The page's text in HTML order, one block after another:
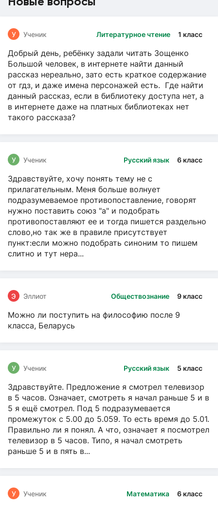
Литературное чтение 1 класс
У Ученик
Добрый день, ребёнку задали читать Зощенко
Большой человек, в интернете найти данный
рассказ нереально, зато есть краткое содержание
от гдз, и даже имена персонажей есть. Где найти
данный рассказ, если в библиотеку доступа нет, а
в интернете даже на платных библиотеках нет
такого рассказа?
Русский язык 6 класс
У Ученик
Здравствуйте, хочу понять тему не с
прилагательным. Меня больше волнует
подразумеваемое противопоставление, говорят
нужно поставить союз "а" и подобрать
противопоставляют ее и тогда пишется раздельно
слово,но так же в правиле присутствует
пункт:если можно подобрать синоним то пишем
слитно и тут нера...
Обществознание 9 класс
Э Эллиот
Можно ли поступить на философию после 9
класса, Беларусь
Русский язык 5 класс
У Ученик
Здравствуйте. Предложение я смотрел телевизор
в 5 часов. Означает, смотреть я начал раньше 5 и в
5 я ещё смотрел. Под 5 подразумевается
промежуток с 5.00 до 5.059. То есть время до 5.01.
Правильно ли я понял. А что, означает я посмотрел
телевизор в 5 часов. Типо, я начал смотреть
раньше 5 и в пять в...
Математика 6 класс
У Ученик